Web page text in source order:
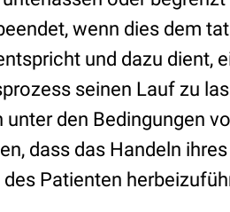
wenn dies dem
und dazu dient,
seinen Lauf zu
den Bedingungen
dass das Handeln
Patienten